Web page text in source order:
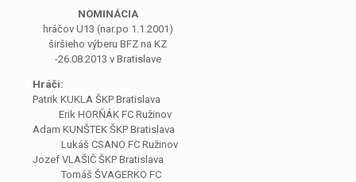
NOMINÁCIA
hráčov U13 (nar.po 1.1.2001)
širšieho výberu BFZ na KZ
-26.08.2013 v Bratislave
Hráči:
Patrik KUKLA ŠKP Bratislava
Erik HORŇÁK FC Ružinov
Adam KUNŠTEK ŠKP Bratislava
Lukáš CSANO FC Ružinov
Jozef VLAŠIČ ŠKP Bratislava
Tomáš ŠVAGERKO FC